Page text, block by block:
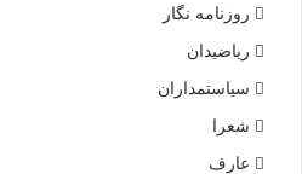
روزنامه نگار
ریاضیدان
سیاستمداران
شعرا
عارف